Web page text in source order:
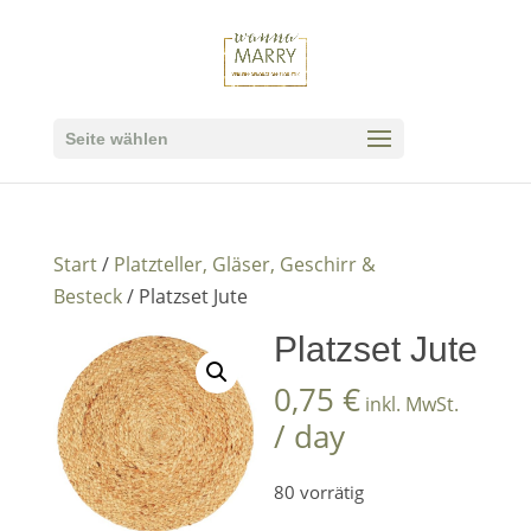
Seite wählen
Start/ Platzteller, Gläser, Geschirr &
Besteck/ Platzset Jute
Platzset Jute
0,75€ inkl. MwSt.
/ day
80 vorrätig